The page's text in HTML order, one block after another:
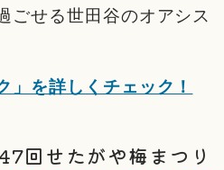
ごせる世田谷のオアシス
」を詳しくチェック！
回せたがや梅まつり